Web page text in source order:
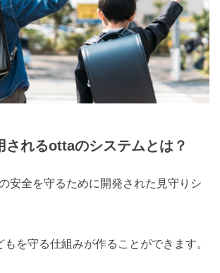
されるottaのシステムとは？
安全を守るために開発された見守りシ
を守る仕組みが作ることができます。